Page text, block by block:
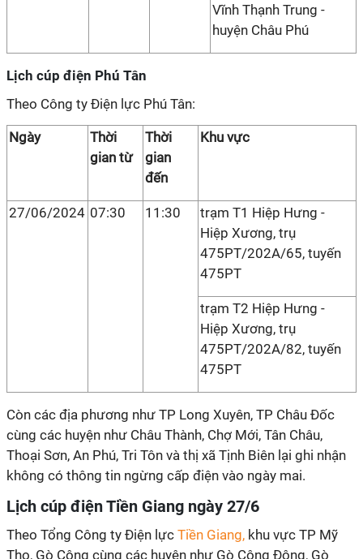
Vĩnh Thạnh Trung -
huyện Châu Phú
Lịch cúp điện Phú Tân
Theo Công ty Điện lực Phú Tân:
Ngày
Thời
gian từ
Thời
gian
đến
Khu vực
27/06/2024 07:30 11:30
trạm T1 Hiệp Hưng -
Hiệp Xương, trụ
475PT/202A/65, tuyến
475PT
trạm T2 Hiệp Hưng -
Hiệp Xương, trụ
475PT/202A/82, tuyến
475PT
Còn các địa phương như TP Long Xuyên, TP Châu Đốc
cùng các huyện như Châu Thành, Chợ Mới, Tân Châu,
Thoại Sơn, An Phú, Tri Tôn và thị xã Tịnh Biên lại ghi nhận
không có thông tin ngừng cấp điện vào ngày mai.
Lịch cúp điện Tiền Giang ngày 27/6
Theo Tổng Công ty Điện lực Tiền Giang, khu vực TP Mỹ
Tho, Gò Công cùng các huyện như Gò Công Đông, Gò